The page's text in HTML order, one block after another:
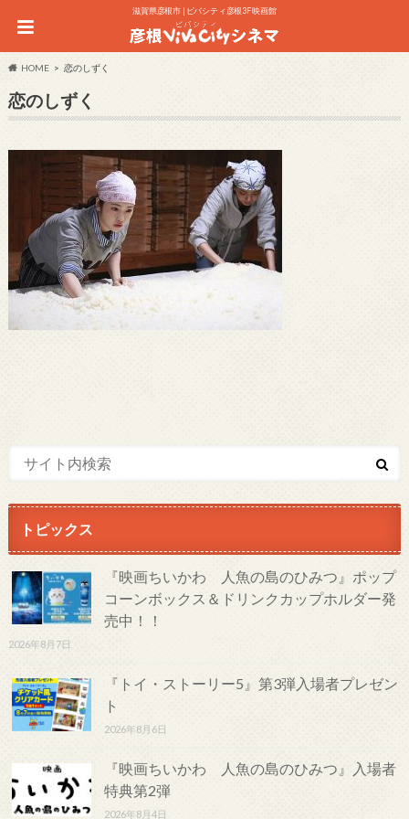
滋賀県彦根市 | ビバシティ彦根3F 映画館
HOME 恋のしずく
恋のしずく
トピックス
『映画ちいかわ 人魚の島のひみつ』ポップ
コーンボックス＆ドリンクカップホルダー発
売中！！
2026年8月7日
『トイ・ストーリー5』第3弾入場者プレゼン
ト
2026年8月6日
『映画ちいかわ 人魚の島のひみつ』入場者
特典第2弾
2026年8月4日